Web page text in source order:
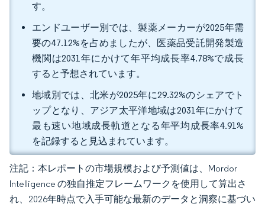
す。
エンドユーザー別では、製薬メーカーが2025年需
要の47.12%を占めましたが、医薬品受託開発製造
機関は2031年にかけて年平均成長率4.78%で成長
すると予想されています。
地域別では、北米が2025年に29.32%のシェアでト
ップとなり、アジア太平洋地域は2031年にかけて
最も速い地域成長軌道となる年平均成長率4.91%
を記録すると見込まれています。
注記：本レポートの市場規模および予測値は、Mordor
Intelligence の独自推定フレームワークを使用して算出さ
れ、2026年時点で入手可能な最新のデータと洞察に基づい